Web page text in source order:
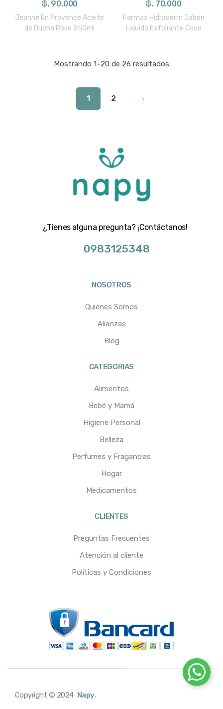
₲. 90.000
Jeanne En Provence Aceite
de Ducha Rose 250ml
₲. 70.000
Farmax Hidraderm Jabon
Liquido Exfoliante Coco
Mostrando 1–20 de 26 resultados
1 2
¿Tienes alguna pregunta? ¡Contáctanos!
0983125348
NOSOTROS
Quienes Somos
Alianzas
Blog
CATEGORIAS
Alimentos
Bebé y Mamá
Higiene Personal
Belleza
Perfumes y Fragancias
Hogar
Medicamentos
CLIENTES
Preguntas Frecuentes
Atención al cliente
Políticas y Condiciones
Copyright © 2024 Napy.